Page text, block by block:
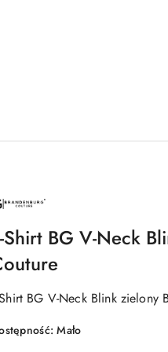
Shirt BG V-Neck
BG V-Neck Blink zielony
Mało